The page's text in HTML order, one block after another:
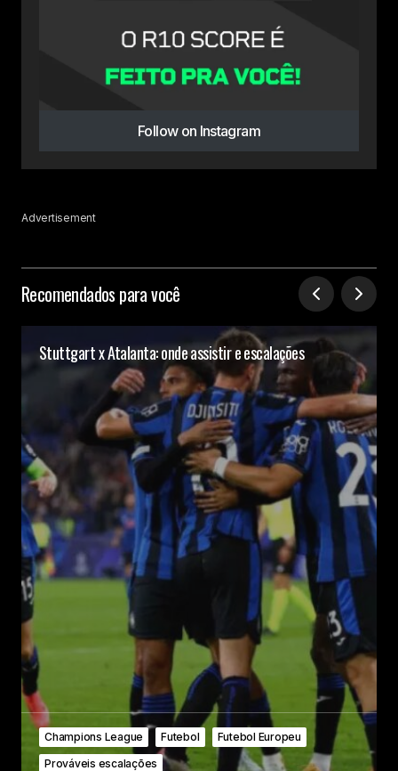
Follow on Instagram
Advertisement
Recomendados para você
Stuttgart x Atalanta: onde assistir e escalações
Champions League Futebol
Futebol Europeu
Prováveis escalações